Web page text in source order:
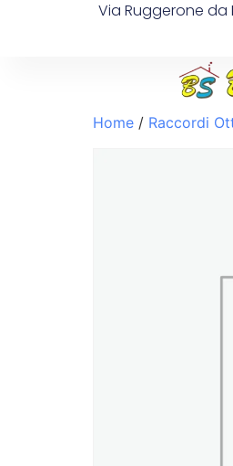
Via Ruggerone da
Home / Raccordi